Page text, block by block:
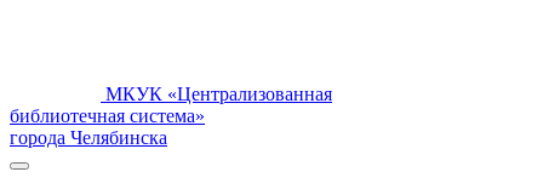
МКУК «Централизованная
библиотечная система»
города Челябинска